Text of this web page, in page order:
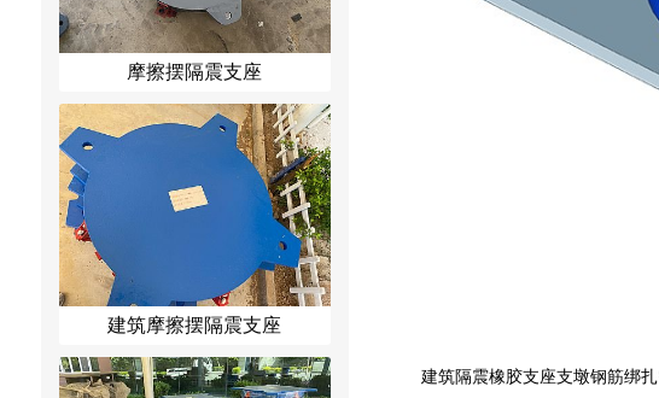
摩擦摆隔震支座
建筑摩擦摆隔震支座
建筑隔震橡胶支座支墩钢筋绑